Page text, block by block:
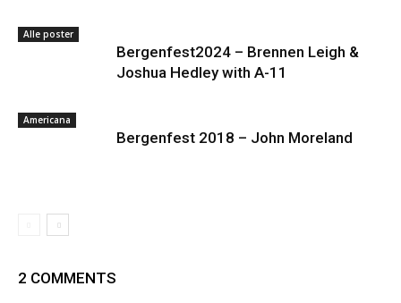
Alle poster
Bergenfest2024 – Brennen Leigh &
Joshua Hedley with A-11
Americana
Bergenfest 2018 – John Moreland
2 COMMENTS